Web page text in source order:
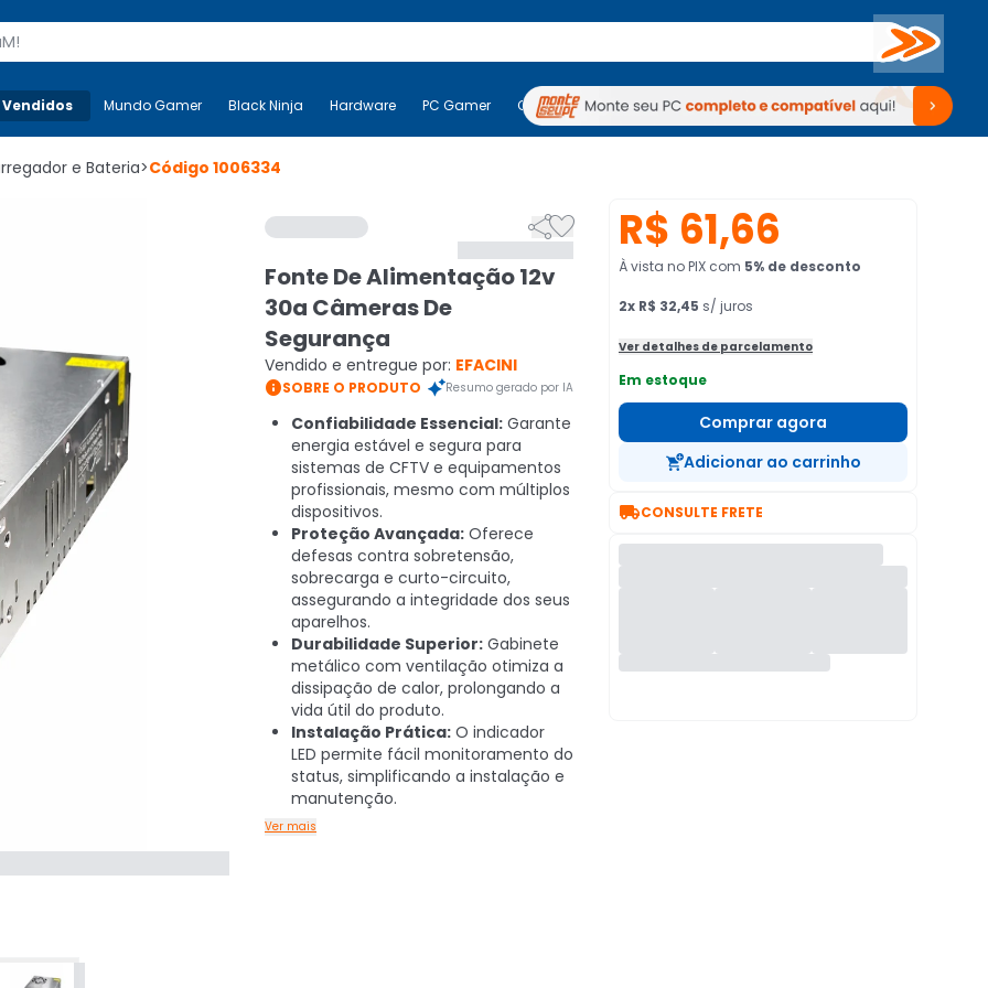
Buscar
Mais-v- Mundo Gamer Black Ninja Hardware PC Gamer Computadores Periféricos TV Venda no KaBuM!
Mundo Gamer Black Ninja Hardware PC Gamer Computadores Periféricos TV Venda no KaBuM!
e Bateria>Código 1006334

Fonte De Alimentação 12v
30a Câmeras De
Segurança
Vendido e entregue por: EFACINI
SOBRE O PRODUTO Resumo gerado por IA
Confiabilidade Essencial: Garante
energia estável e segura para
sistemas de CFTV e equipamentos
profissionais, mesmo com múltiplos
dispositivos.
Proteção Avançada: Oferece
defesas contra sobretensão,
sobrecarga e curto-circuito,
assegurando a integridade dos seus
aparelhos.
Durabilidade Superior: Gabinete
metálico com ventilação otimiza a
dissipação de calor, prolongando a
vida útil do produto.
Instalação Prática: O indicador
LED permite fácil monitoramento do
status, simplificando a instalação e
manutenção.
Ver mais
R$ 61,66
À vista no PIX com 5% de desconto
2x R$ 32,45 s/ juros
Ver detalhes de parcelamento
Em estoque
Comprar agora
Adicionar ao carrinho
CONSULTE FRETE